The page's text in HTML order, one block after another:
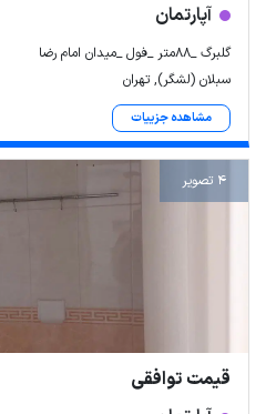
آپارتمان
گلبرگ _۸۸متر _فول _میدان امام رضا
سبلان (لشگر), تهران
مشاهده جزییات
4 تصویر
قیمت توافقی